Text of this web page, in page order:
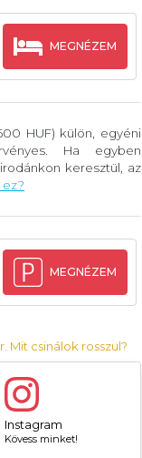
MEGNÉZEM
HUF) külön, egyéni
Ha egyben
keresztül, az
MEGNÉZEM
Mit csinálok rosszul?
Instagram
Kövess minket!